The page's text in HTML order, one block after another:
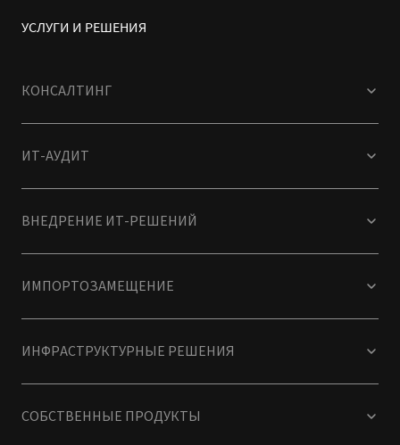
УСЛУГИ И РЕШЕНИЯ
КОНСАЛТИНГ
ИТ-АУДИТ
ВНЕДРЕНИЕ ИТ-РЕШЕНИЙ
ИМПОРТОЗАМЕЩЕНИЕ
ИНФРАСТРУКТУРНЫЕ РЕШЕНИЯ
СОБСТВЕННЫЕ ПРОДУКТЫ